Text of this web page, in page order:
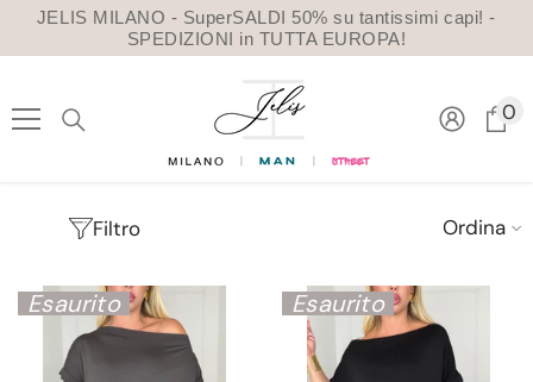
VAI DIRETTAMENTE AI CONTENUTI
JELIS MILANO - SuperSALDI 50% su tantissimi capi! -
SPEDIZIONI in TUTTA EUROPA!
0
Filtro Ordina
Esaurito Esaurito